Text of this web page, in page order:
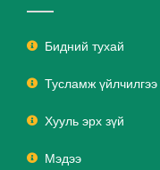
Бидний тухай
Тусламж үйлчилгээ
Хууль эрх зүй
Мэдээ